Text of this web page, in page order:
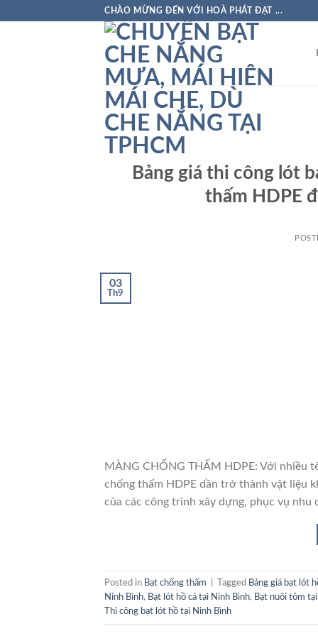
CHÀO MỪNG ĐẾN VỚI HOÀ PHÁT ĐẠT ...
Bảng giá thi công lót
thấm HDPE
03
Th9
MÀNG CHỐNG THẤM HDPE: Với nhiều
chống thấm HDPE dần trở thành vật liệu
của các công trình xây dựng, phục vụ nhu
Posted in Bạt chống thấm Tagged Bảng giá bạt lót
Ninh Bình, Bạt lót hồ cá tại Ninh Bình, Bạt nuôi tôm
Thi công bạt lót hồ tại Ninh Bình